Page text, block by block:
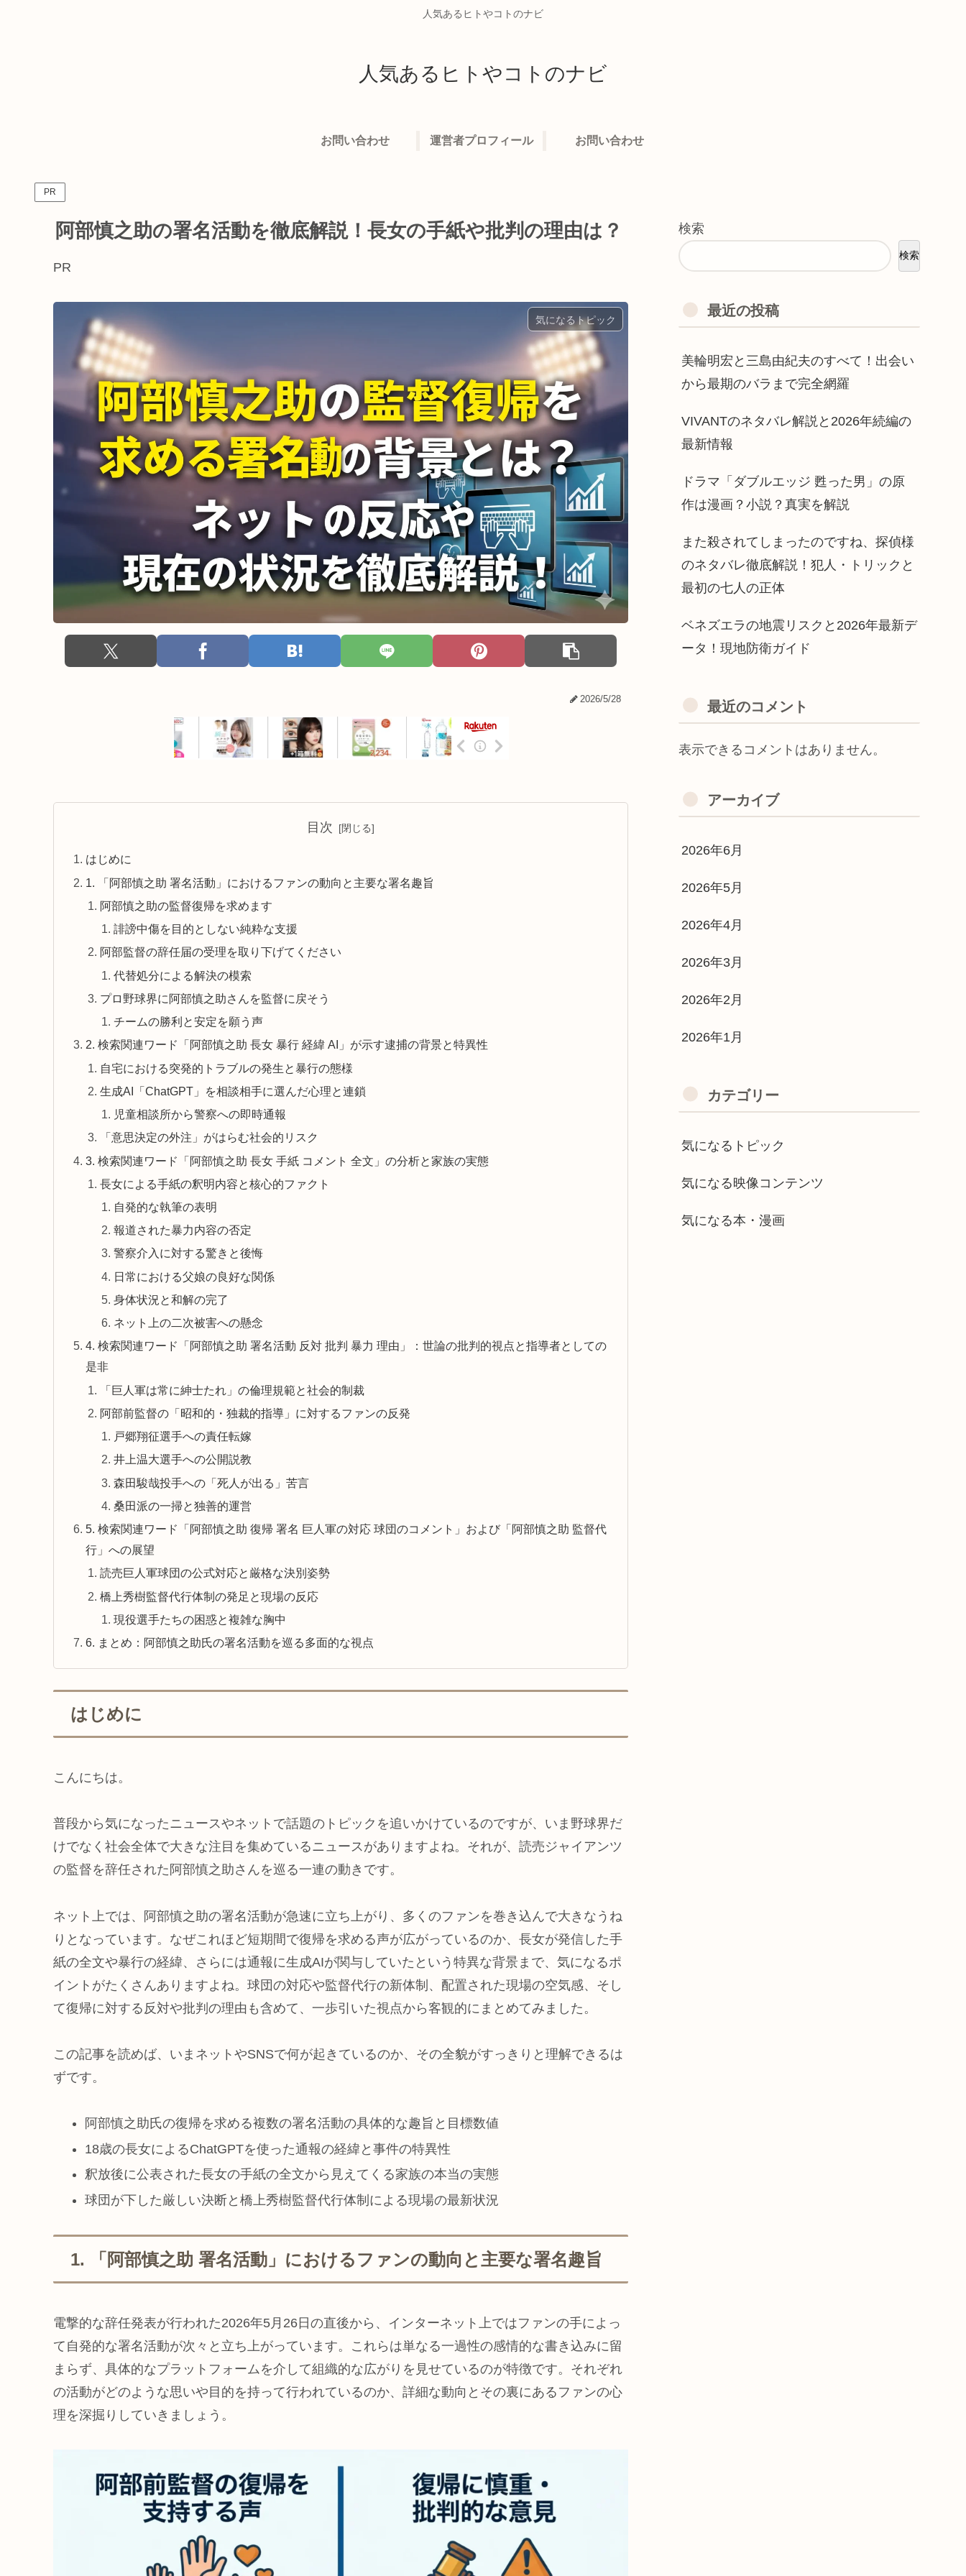
人気あるヒトやコトのナビ
人気あるヒトやコトのナビ
お問い合わせ 運営者プロフィール お問い合わせ
PR
阿部慎之助の署名活動を徹底解説！長女の手紙や批判の理由は？
PR
気になるトピック
2026/5/28
目次
はじめに
1. 「阿部慎之助 署名活動」におけるファンの動向と主要な署名趣旨
阿部慎之助の監督復帰を求めます
誹謗中傷を目的としない純粋な支援
阿部監督の辞任届の受理を取り下げてください
代替処分による解決の模索
プロ野球界に阿部慎之助さんを監督に戻そう
チームの勝利と安定を願う声
2. 検索関連ワード「阿部慎之助 長女 暴行 経緯 AI」が示す逮捕の背景と特異性
自宅における突発的トラブルの発生と暴行の態様
生成AI「ChatGPT」を相談相手に選んだ心理と連鎖
児童相談所から警察への即時通報
「意思決定の外注」がはらむ社会的リスク
3. 検索関連ワード「阿部慎之助 長女 手紙 コメント 全文」の分析と家族の実態
長女による手紙の釈明内容と核心的ファクト
自発的な執筆の表明
報道された暴力内容の否定
警察介入に対する驚きと後悔
日常における父娘の良好な関係
身体状況と和解の完了
ネット上の二次被害への懸念
4. 検索関連ワード「阿部慎之助 署名活動 反対 批判 暴力 理由」：世論の批判的視点と指導者としての
是非
「巨人軍は常に紳士たれ」の倫理規範と社会的制裁
阿部前監督の「昭和的・独裁的指導」に対するファンの反発
戸郷翔征選手への責任転嫁
井上温大選手への公開説教
森田駿哉投手への「死人が出る」苦言
桑田派の一掃と独善的運営
5. 検索関連ワード「阿部慎之助 復帰 署名 巨人軍の対応 球団のコメント」および「阿部慎之助 監督代
行」への展望
読売巨人軍球団の公式対応と厳格な決別姿勢
橋上秀樹監督代行体制の発足と現場の反応
現役選手たちの困惑と複雑な胸中
6. まとめ：阿部慎之助氏の署名活動を巡る多面的な視点
はじめに
こんにちは。
普段から気になったニュースやネットで話題のトピックを追いかけているのですが、いま野球界だ
けでなく社会全体で大きな注目を集めているニュースがありますよね。それが、読売ジャイアンツ
の監督を辞任された阿部慎之助さんを巡る一連の動きです。
ネット上では、阿部慎之助の署名活動が急速に立ち上がり、多くのファンを巻き込んで大きなうね
りとなっています。なぜこれほど短期間で復帰を求める声が広がっているのか、長女が発信した手
紙の全文や暴行の経緯、さらには通報に生成AIが関与していたという特異な背景まで、気になるポ
イントがたくさんありますよね。球団の対応や監督代行の新体制、配置された現場の空気感、そし
て復帰に対する反対や批判の理由も含めて、一歩引いた視点から客観的にまとめてみました。
この記事を読めば、いまネットやSNSで何が起きているのか、その全貌がすっきりと理解できるは
ずです。
阿部慎之助氏の復帰を求める複数の署名活動の具体的な趣旨と目標数値
18歳の長女によるChatGPTを使った通報の経緯と事件の特異性
釈放後に公表された長女の手紙の全文から見えてくる家族の本当の実態
球団が下した厳しい決断と橋上秀樹監督代行体制による現場の最新状況
1. 「阿部慎之助 署名活動」におけるファンの動向と主要な署名趣旨
電撃的な辞任発表が行われた2026年5月26日の直後から、インターネット上ではファンの手によっ
て自発的な署名活動が次々と立ち上がっています。これらは単なる一過性の感情的な書き込みに留
まらず、具体的なプラットフォームを介して組織的な広がりを見せているのが特徴です。それぞれ
の活動がどのような思いや目的を持って行われているのか、詳細な動向とその裏にあるファンの心
理を深掘りしていきましょう。
検索
検索
最近の投稿
美輪明宏と三島由紀夫のすべて！出会い
から最期のバラまで完全網羅
VIVANTのネタバレ解説と2026年続編の
最新情報
ドラマ「ダブルエッジ 甦った男」の原
作は漫画？小説？真実を解説
また殺されてしまったのですね、探偵様
のネタバレ徹底解説！犯人・トリックと
最初の七人の正体
ベネズエラの地震リスクと2026年最新デ
ータ！現地防衛ガイド
最近のコメント
表示できるコメントはありません。
アーカイブ
2026年6月
2026年5月
2026年4月
2026年3月
2026年2月
2026年1月
カテゴリー
気になるトピック
気になる映像コンテンツ
気になる本・漫画